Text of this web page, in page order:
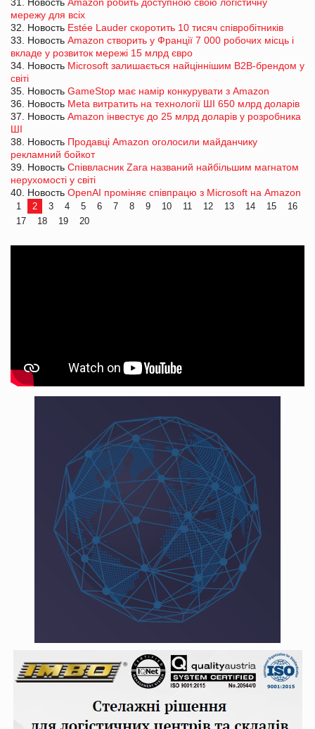
мережу для всіх
32. Новость Estée Lauder скоротить 10 тисяч співробітників
33. Новость Amazon створить у Франції 7 000 робочих місць і
вкладе у розвиток мережі 15 млрд євро
34. Новость Microsoft залишається найціннішим B2B-брендом у
світі
35. Новость GameStop має намір конкурувати з Amazon
36. Новость Meta витратить на технології ШІ 650 млрд доларів
37. Новость Amazon інвестує до 25 млрд доларів у розробника
ШІ
38. Новость Продавці Amazon оголосили майданчику
рекламний бойкот
39. Новость Співвласник Zara названий найбільшим магнатом
нерухомості у світі
40. Новость OpenAI проміняє співпрацю з Microsoft на Amazon
1 2 3 4 5 6 7 8 9 10 11 12 13 14 15
16
17
18 19 20